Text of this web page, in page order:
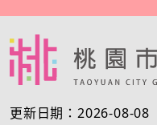
更新日期：2026-08-08